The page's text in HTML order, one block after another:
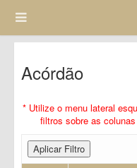
Acórdão
* Utilize o menu lateral
filtros sobre as
Aplicar Filtro